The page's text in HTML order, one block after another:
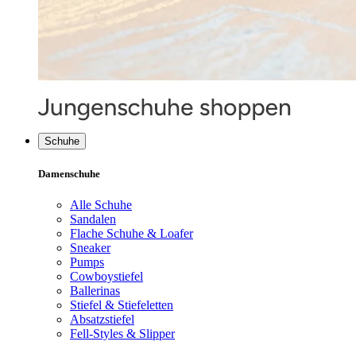
Schuhe
Damenschuhe
Alle Schuhe
Sandalen
Flache Schuhe & Loafer
Sneaker
Pumps
Cowboystiefel
Ballerinas
Stiefel & Stiefeletten
Absatzstiefel
Fell-Styles & Slipper